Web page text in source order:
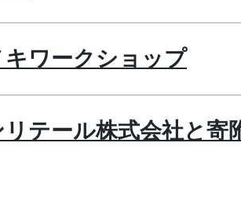
キワークショップ
テール株式会社と寄